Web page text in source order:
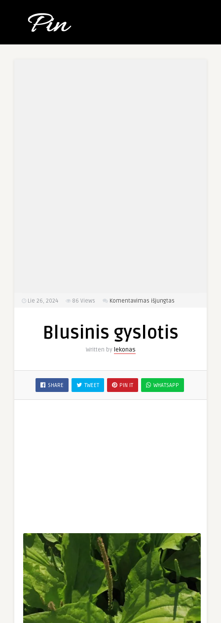
Lie 26, 2024 86 Views Komentavimas išjungtas
Blusinis gyslotis
Written by lekonas
SHARE TWEET PIN IT WHATSAPP